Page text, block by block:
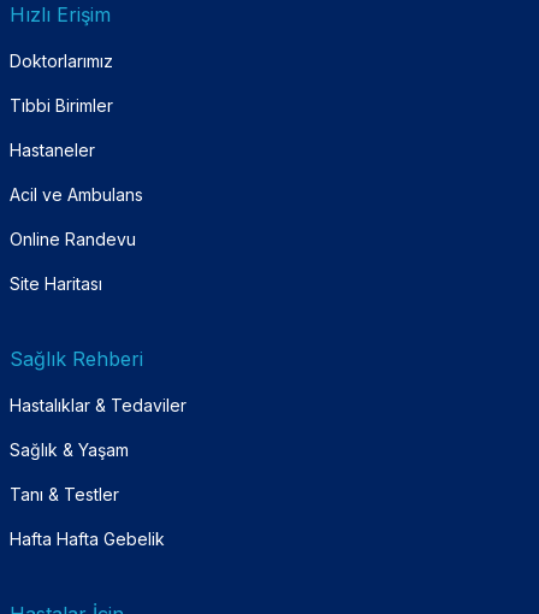
Hızlı Erişim
Doktorlarımız
Tıbbi Birimler
Hastaneler
Acil ve Ambulans
Online Randevu
Site Haritası
Sağlık Rehberi
Hastalıklar & Tedaviler
Sağlık & Yaşam
Tanı & Testler
Hafta Hafta Gebelik